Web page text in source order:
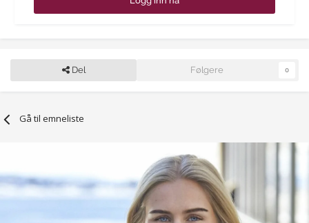
Del Følgere 0
Gå til emneliste